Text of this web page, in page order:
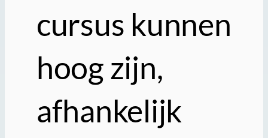
cursus kunnen
hoog zijn,
afhankelijk